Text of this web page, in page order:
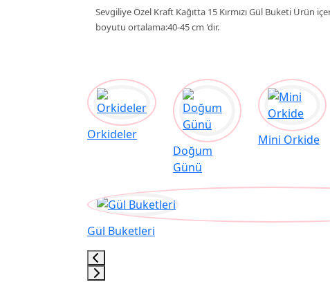
Sevgiliye Özel Kraft Kağıtta 15 Kırmızı Gül Buketi Ürün
boyutu ortalama:40-45 cm 'dir.
Orkideler
Doğum
Günü
Mini Orkide
Gül Buketleri